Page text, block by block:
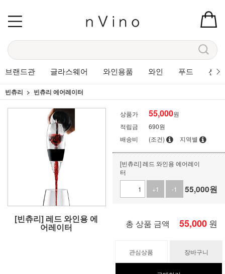
브랜드관 글라스웨어 와인용품 와인 푸드 선
빈츄리 빈츄리 에어레이터
[빈츄리] 레드 와인용 에
어레이터
상품가 55,000원
적립금
690원
배송비
(조건) 지역별
[빈츄리] 레드 와인용 에어레이
터
+1
-1 55,000원
총 상품 금액 55,000 원
관심상품 장바구니